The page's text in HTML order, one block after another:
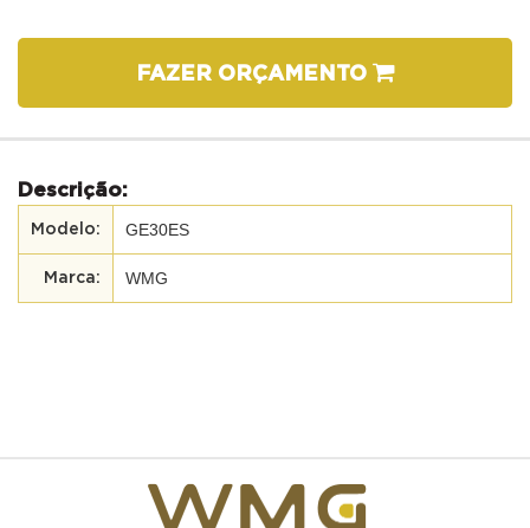
FAZER ORÇAMENTO
Descrição:
GE30ES
WMG